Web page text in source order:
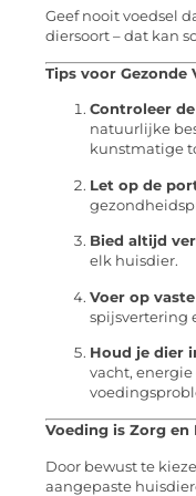
Geef nooit voedsel
diersoort – dat kan
Tips voor Gezonde
Controleer
natuurlijke
kunstmatige
Let op de
Bied altijd
elk huisdier.
Voer op
spijsvertering
Houd je dier
vacht,
Voeding is Zorg en
Door bewust te
aangepaste